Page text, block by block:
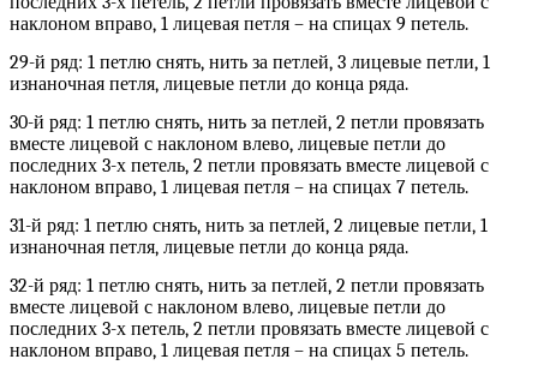
наклоном вправо, 1 лицевая петля – на спицах 9 петель.
29-й ряд: 1 петлю снять, нить за петлей, 3 лицевые петли, 1
изнаночная петля, лицевые петли до конца ряда.
30-й ряд: 1 петлю снять, нить за петлей, 2 петли провязать
вместе лицевой с наклоном влево, лицевые петли до
последних 3-х петель, 2 петли провязать вместе лицевой с
наклоном вправо, 1 лицевая петля – на спицах 7 петель.
31-й ряд: 1 петлю снять, нить за петлей, 2 лицевые петли, 1
изнаночная петля, лицевые петли до конца ряда.
32-й ряд: 1 петлю снять, нить за петлей, 2 петли провязать
вместе лицевой с наклоном влево, лицевые петли до
последних 3-х петель, 2 петли провязать вместе лицевой с
наклоном вправо, 1 лицевая петля – на спицах 5 петель.